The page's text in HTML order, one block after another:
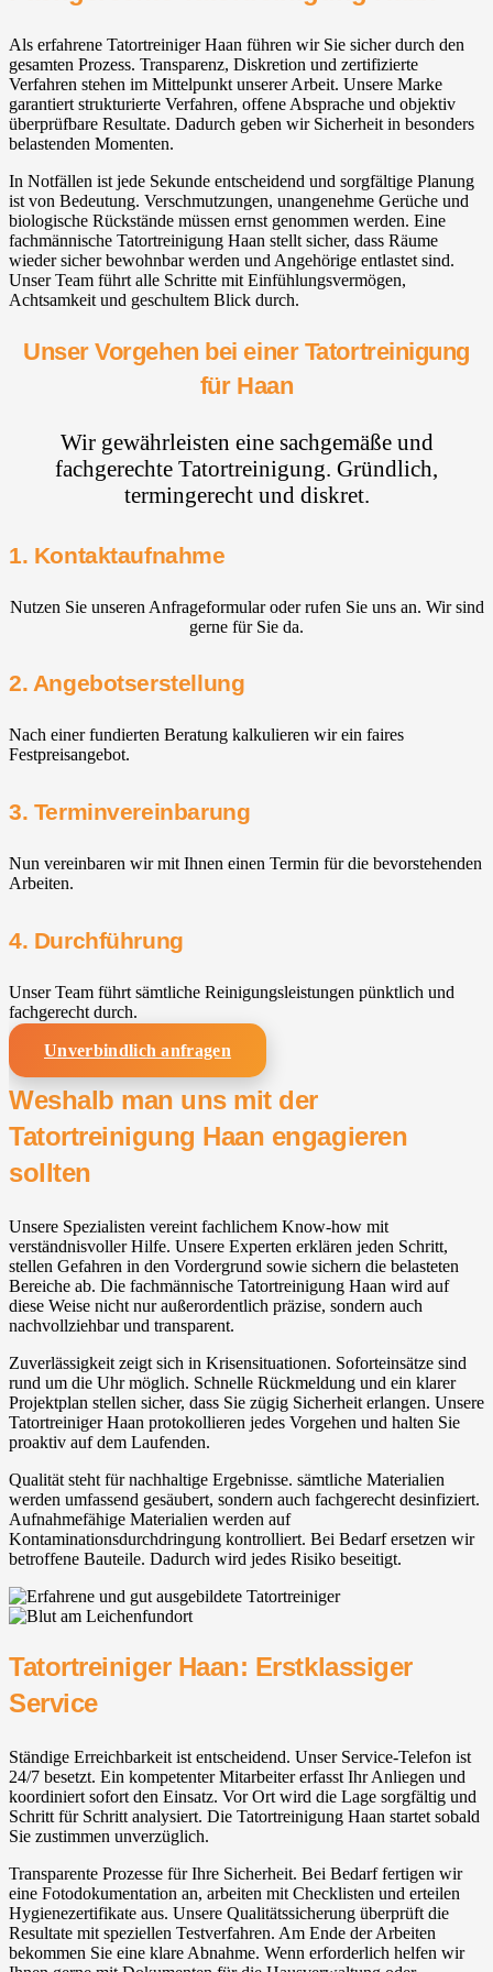
Als erfahrene Tatortreiniger Haan führen wir Sie sicher durch den
gesamten Prozess. Transparenz, Diskretion und zertifizierte
Verfahren stehen im Mittelpunkt unserer Arbeit. Unsere Marke
garantiert strukturierte Verfahren, offene Absprache und objektiv
überprüfbare Resultate. Dadurch geben wir Sicherheit in besonders
belastenden Momenten.
In Notfällen ist jede Sekunde entscheidend und sorgfältige Planung
ist von Bedeutung. Verschmutzungen, unangenehme Gerüche und
biologische Rückstände müssen ernst genommen werden. Eine
fachmännische Tatortreinigung Haan stellt sicher, dass Räume
wieder sicher bewohnbar werden und Angehörige entlastet sind.
Unser Team führt alle Schritte mit Einfühlungsvermögen,
Achtsamkeit und geschultem Blick durch.
Unser Vorgehen bei einer Tatortreinigung
für Haan
Wir gewährleisten eine sachgemäße und
fachgerechte Tatortreinigung. Gründlich,
termingerecht und diskret.
1. Kontaktaufnahme
Nutzen Sie unseren Anfrageformular oder rufen Sie uns an. Wir sind
gerne für Sie da.
2. Angebotserstellung
Nach einer fundierten Beratung kalkulieren wir ein faires
Festpreisangebot.
3. Terminvereinbarung
Nun vereinbaren wir mit Ihnen einen Termin für die bevorstehenden
Arbeiten.
4. Durchführung
Unser Team führt sämtliche Reinigungsleistungen pünktlich und
fachgerecht durch.
Unverbindlich anfragen
Weshalb man uns mit der
Tatortreinigung Haan engagieren
sollten
Unsere Spezialisten vereint fachlichem Know-how mit
verständnisvoller Hilfe. Unsere Experten erklären jeden Schritt,
stellen Gefahren in den Vordergrund sowie sichern die belasteten
Bereiche ab. Die fachmännische Tatortreinigung Haan wird auf
diese Weise nicht nur außerordentlich präzise, sondern auch
nachvollziehbar und transparent.
Zuverlässigkeit zeigt sich in Krisensituationen. Soforteinsätze sind
rund um die Uhr möglich. Schnelle Rückmeldung und ein klarer
Projektplan stellen sicher, dass Sie zügig Sicherheit erlangen. Unsere
Tatortreiniger Haan protokollieren jedes Vorgehen und halten Sie
proaktiv auf dem Laufenden.
Qualität steht für nachhaltige Ergebnisse. sämtliche Materialien
werden umfassend gesäubert, sondern auch fachgerecht desinfiziert.
Aufnahmefähige Materialien werden auf
Kontaminationsdurchdringung kontrolliert. Bei Bedarf ersetzen wir
betroffene Bauteile. Dadurch wird jedes Risiko beseitigt.
Tatortreiniger Haan: Erstklassiger
Service
Ständige Erreichbarkeit ist entscheidend. Unser Service-Telefon ist
24/7 besetzt. Ein kompetenter Mitarbeiter erfasst Ihr Anliegen und
koordiniert sofort den Einsatz. Vor Ort wird die Lage sorgfältig und
Schritt für Schritt analysiert. Die Tatortreinigung Haan startet sobald
Sie zustimmen unverzüglich.
Transparente Prozesse für Ihre Sicherheit. Bei Bedarf fertigen wir
eine Fotodokumentation an, arbeiten mit Checklisten und erteilen
Hygienezertifikate aus. Unsere Qualitätssicherung überprüft die
Resultate mit speziellen Testverfahren. Am Ende der Arbeiten
bekommen Sie eine klare Abnahme. Wenn erforderlich helfen wir